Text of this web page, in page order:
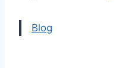
Blog